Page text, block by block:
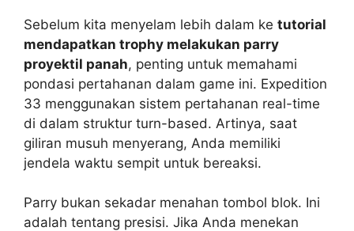
Sebelum kita menyelam lebih dalam ke tutorial
mendapatkan trophy melakukan parry
proyektil panah, penting untuk memahami
pondasi pertahanan dalam game ini. Expedition
33 menggunakan sistem pertahanan real-time
di dalam struktur turn-based. Artinya, saat
giliran musuh menyerang, Anda memiliki
jendela waktu sempit untuk bereaksi.
Parry bukan sekadar menahan tombol blok. Ini
adalah tentang presisi. Jika Anda menekan